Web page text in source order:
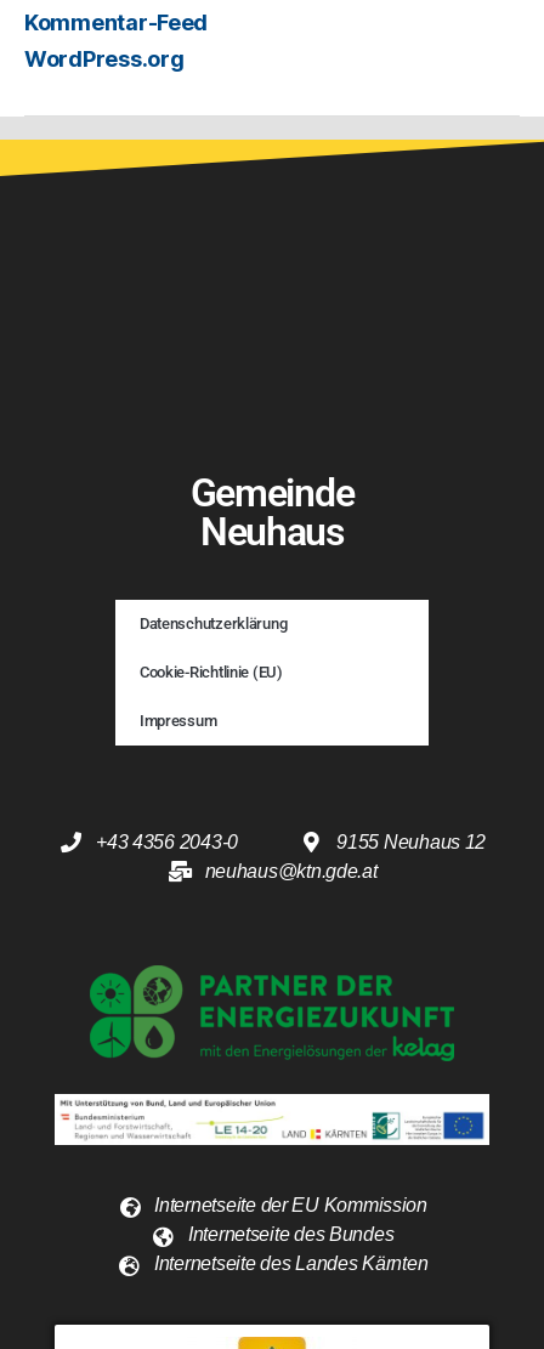
Kommentar-Feed
WordPress.org
Gemeinde
Neuhaus
Datenschutzerklärung
Cookie-Richtlinie (EU)
Impressum
+43 4356 2043-0
9155 Neuhaus 12
neuhaus@ktn.gde.at
Internetseite der EU Kommission
Internetseite des Bundes
Internetseite des Landes Kärnten